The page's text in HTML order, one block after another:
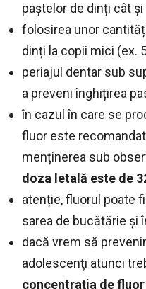
paștelor de dinți cât
folosirea unor
dinți la copii mici (ex.
periajul dentar sub
a preveni înghițirea
în cazul în care se
fluor este
menținerea sub
doza letală este de
atenție, fluorul poate
sarea de bucătărie și
dacă vrem să
adolescenţi atunci
concentraţia de